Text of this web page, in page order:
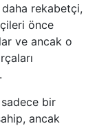
rekabetçi,
önce
ve ancak o
sadece bir
ancak